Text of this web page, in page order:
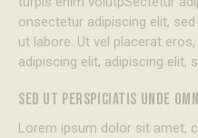
onsectetur adipiscing elit,
ut labore. Ut vel placerat
adipiscing elit, adipiscing elit,
SED UT PERSPICIATIS UNDE
Lorem ipsum dolor sit amet,